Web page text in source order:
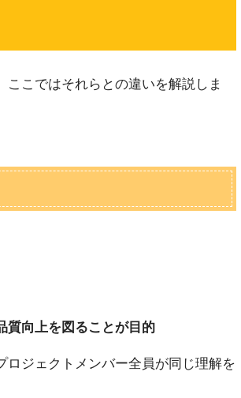
こではそれらとの違いを解説しま
質向上を図ることが目的
ロジェクトメンバー全員が同じ理解を